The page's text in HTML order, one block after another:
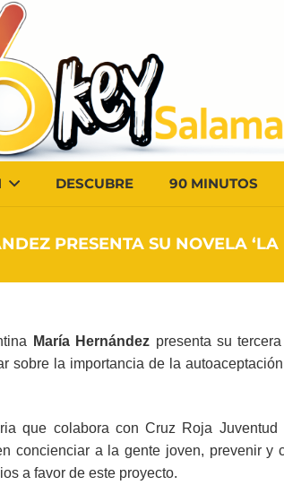
DESCUBRE 90 MINUTOS
PRESENTA SU NOVELA ‘LA
María Hernández presenta su
sobre la importancia de la
que colabora con Cruz Roja
concienciar a la gente joven, prevenir
a favor de este proyecto.